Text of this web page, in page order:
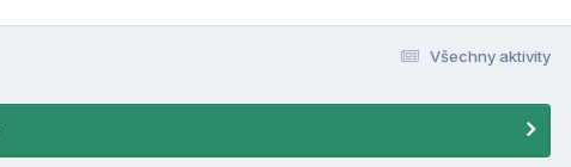
Všechny aktivity